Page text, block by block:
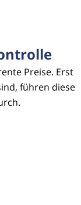
Preise. Erst
führen diese